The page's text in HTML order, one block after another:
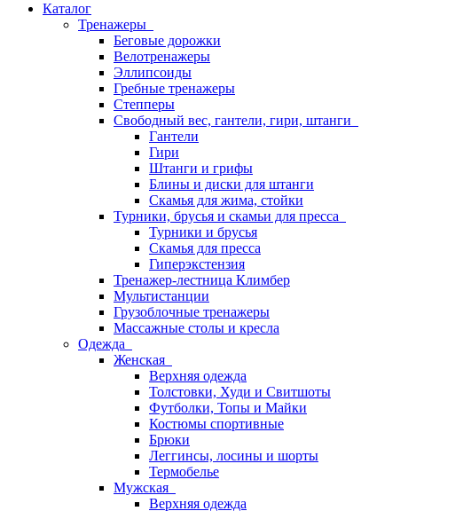
Каталог
Тренажеры
Беговые дорожки
Велотренажеры
Эллипсоиды
Гребные тренажеры
Степперы
Свободный вес, гантели, гири, штанги
Гантели
Гири
Штанги и грифы
Блины и диски для штанги
Скамья для жима, стойки
Турники, брусья и скамьи для пресса
Турники и брусья
Скамья для пресса
Гиперэкстензия
Тренажер-лестница Климбер
Мультистанции
Грузоблочные тренажеры
Массажные столы и кресла
Одежда
Женская
Верхняя одежда
Толстовки, Худи и Свитшоты
Футболки, Топы и Майки
Костюмы спортивные
Брюки
Леггинсы, лосины и шорты
Термобелье
Мужская
Верхняя одежда